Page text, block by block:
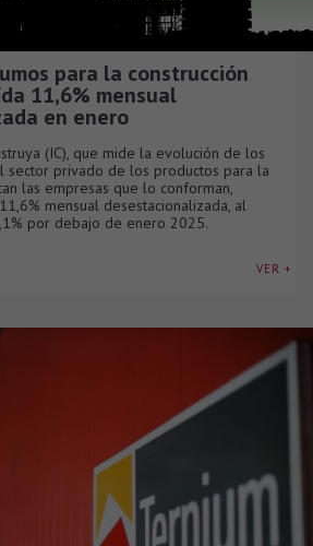
para la construcción
11,6% mensual
en enero
(IC), que mide la evolución de los
sector privado de los productos para la
las empresas que lo conforman,
mensual desestacionalizada, al
por debajo de enero 2025.
VER +